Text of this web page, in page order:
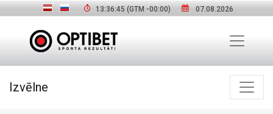
13:36:46 (GTM -00:00) 07.08.2026
Izvēlne